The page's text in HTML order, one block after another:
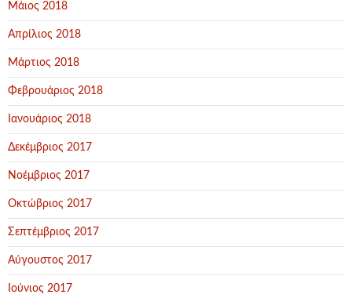
Μάιος 2018
Απρίλιος 2018
Μάρτιος 2018
Φεβρουάριος 2018
Ιανουάριος 2018
Δεκέμβριος 2017
Νοέμβριος 2017
Οκτώβριος 2017
Σεπτέμβριος 2017
Αύγουστος 2017
Ιούνιος 2017